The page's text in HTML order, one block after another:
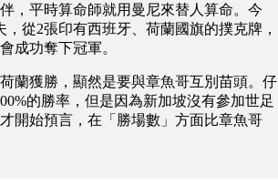
，平時算命師就用曼尼來替人算命。今
從2張印有西班牙、荷蘭國旗的撲克牌，
成功奪下冠軍。
蘭獲勝，顯然是要與章魚哥互別苗頭。仔
的勝率，但是因為新加坡沒有參加世足
開始預言，在「勝場數」方面比章魚哥